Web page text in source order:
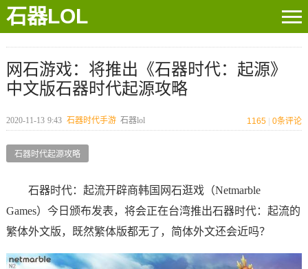
石器LOL
网石游戏：将推出《石器时代：起源》
中文版石器时代起源攻略
2020-11-13 9:43 石器时代手游 石器lol 1165 0条评论
石器时代起源攻略
石器时代：起流开辟商韩国网石逛戏（Netmarble
Games）今日颁布发表，将会正在台湾推出石器时代：起流的
繁体外文版，既然繁体版都无了，简体外文还会近吗？